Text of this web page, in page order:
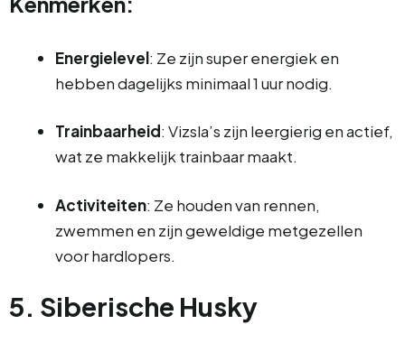
Energielevel: Ze zijn super energiek en
hebben dagelijks minimaal 1 uur nodig.
Trainbaarheid: Vizsla’s zijn leergierig en actief,
wat ze makkelijk trainbaar maakt.
Activiteiten: Ze houden van rennen,
zwemmen en zijn geweldige metgezellen
voor hardlopers.
5. Siberische Husky